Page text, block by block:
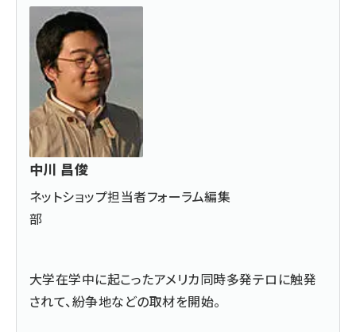
中川 昌俊
ネットショップ担当者フォーラム編集
部
大学在学中に起こったアメリカ同時多発テロに触発
されて、紛争地などの取材を開始。